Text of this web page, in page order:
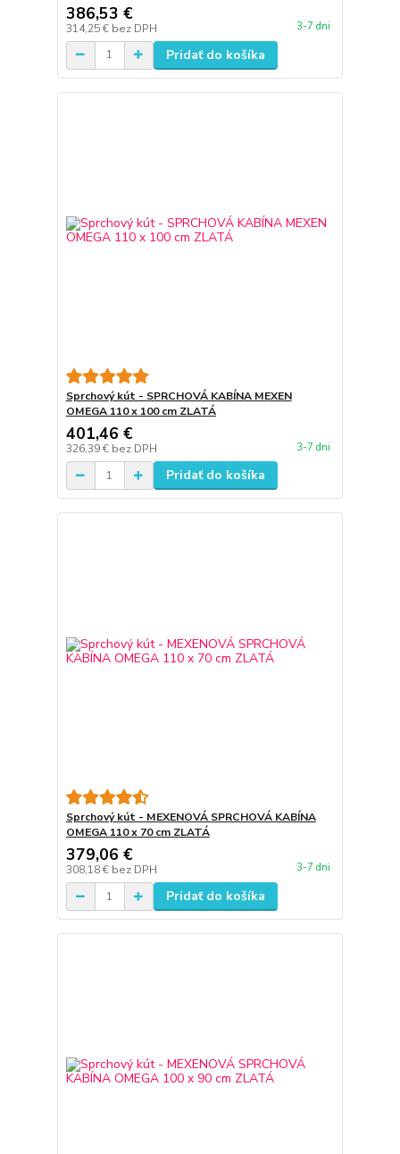
386,53 €
314,25 € bez DPH 3-7 dni
Pridať do košíka
Sprchový kút - SPRCHOVÁ KABÍNA MEXEN
OMEGA 110 x 100 cm ZLATÁ
401,46 €
326,39 € bez DPH 3-7 dni
Pridať do košíka
Sprchový kút - MEXENOVÁ SPRCHOVÁ KABÍNA
OMEGA 110 x 70 cm ZLATÁ
379,06 €
308,18 € bez DPH 3-7 dni
Pridať do košíka